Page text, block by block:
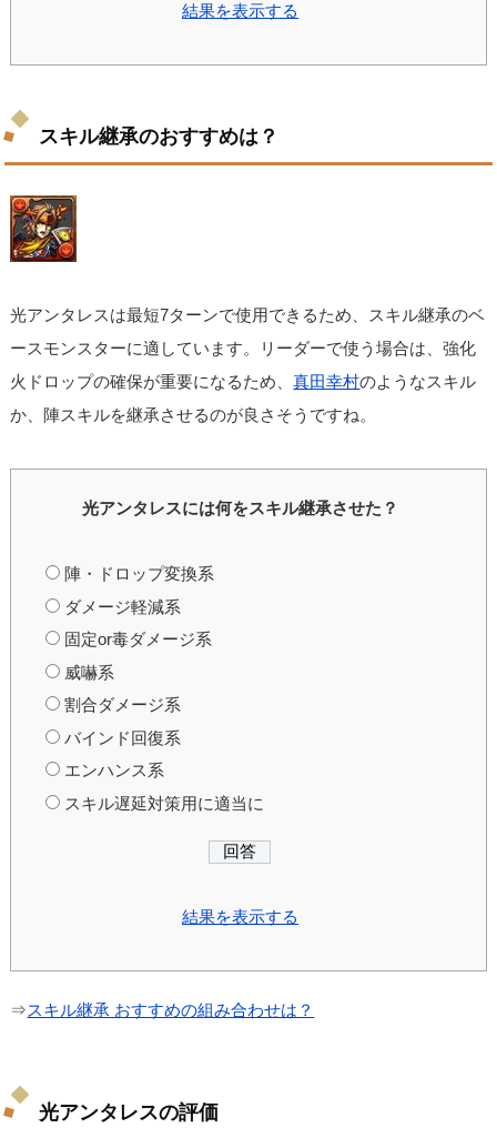
結果を表示する
スキル継承のおすすめは？
光アンタレスは最短7ターンで使用できるため、スキル継承のベ
ースモンスターに適しています。リーダーで使う場合は、強化
火ドロップの確保が重要になるため、真田幸村のようなスキル
か、陣スキルを継承させるのが良さそうですね。
光アンタレスには何をスキル継承させた？
陣・ドロップ変換系
ダメージ軽減系
固定or毒ダメージ系
威嚇系
割合ダメージ系
バインド回復系
エンハンス系
スキル遅延対策用に適当に
結果を表示する
⇒スキル継承 おすすめの組み合わせは？
光アンタレスの評価